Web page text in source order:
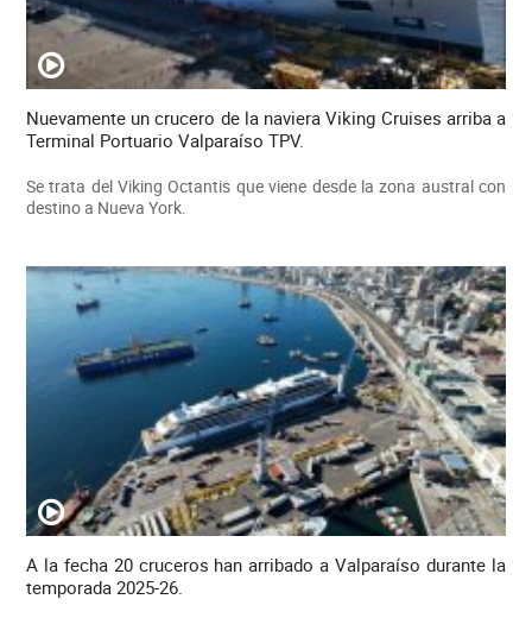
Nuevamente un crucero de la naviera Viking Cruises arriba a
Terminal Portuario Valparaíso TPV.
Se trata del Viking Octantis que viene desde la zona austral con
destino a Nueva York.
A la fecha 20 cruceros han arribado a Valparaíso durante la
temporada 2025-26.